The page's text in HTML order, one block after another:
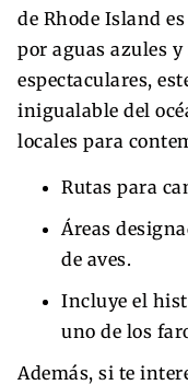
de Rhode Island es
por aguas azules
espectaculares,
inigualable del
locales para
Rutas para
Áreas
de aves.
Incluye el
uno de los
Además, si te